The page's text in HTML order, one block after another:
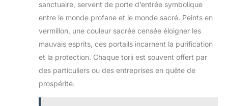
sanctuaire, servent de porte d’entrée symbolique
entre le monde profane et le monde sacré. Peints en
vermillon, une couleur sacrée censée éloigner les
mauvais esprits, ces portails incarnent la purification
et la protection. Chaque torii est souvent offert par
des particuliers ou des entreprises en quête de
prospérité.